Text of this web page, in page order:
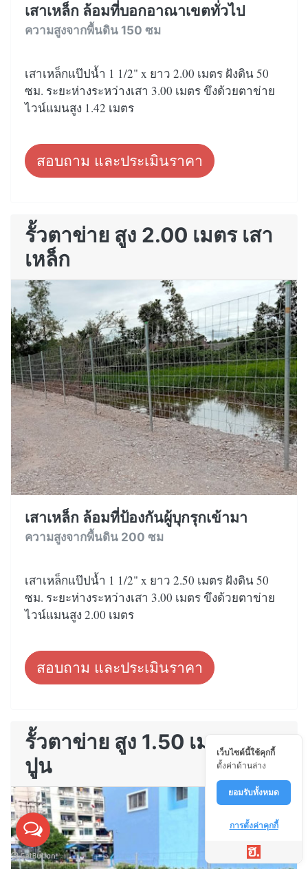
เสาเหล็ก ล้อมที่บอกอาณาเขตทั่วไป
ความสูงจากพื้นดิน 150 ซม
เสาเหล็กแป๊ปน้ำ 1 1/2" x ยาว 2.00 เมตร ฝังดิน 50
ซม. ระยะห่างระหว่างเสา 3.00 เมตร ขึงด้วยตาข่าย
ไวน์แมนสูง 1.42 เมตร
สอบถาม และประเมินราคา
รั้วตาข่าย สูง 2.00 เมตร เสา
เหล็ก
เสาเหล็ก ล้อมที่ป้องกันผู้บุกรุกเข้ามา
ความสูงจากพื้นดิน 200 ซม
เสาเหล็กแป๊ปน้ำ 1 1/2" x ยาว 2.50 เมตร ฝังดิน 50
ซม. ระยะห่างระหว่างเสา 3.00 เมตร ขึงด้วยตาข่าย
ไวน์แมนสูง 2.00 เมตร
สอบถาม และประเมินราคา
รั้วตาข่าย สูง 1.50 เมตร บน
ปูน
เว็บไซต์นี้ใช้คุกกี้
ตั้งค่าด้านล่าง
ยอมรับทั้งหมด
การตั้งค่าคุกกี้